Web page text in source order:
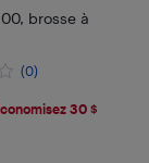
brosse à
(0)
30 $